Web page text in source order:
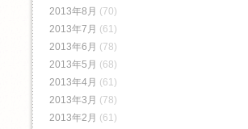
2013年8月 (70)
2013年7月 (61)
2013年6月 (78)
2013年5月 (68)
2013年4月 (61)
2013年3月 (78)
2013年2月 (61)